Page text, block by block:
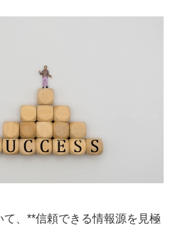
、**信頼できる情報源を見極